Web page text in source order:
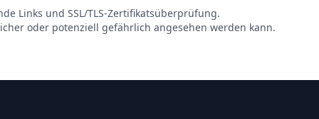
Links und SSL/TLS-Zertifikatsüberprüfung.
oder potenziell gefährlich angesehen werden kann.